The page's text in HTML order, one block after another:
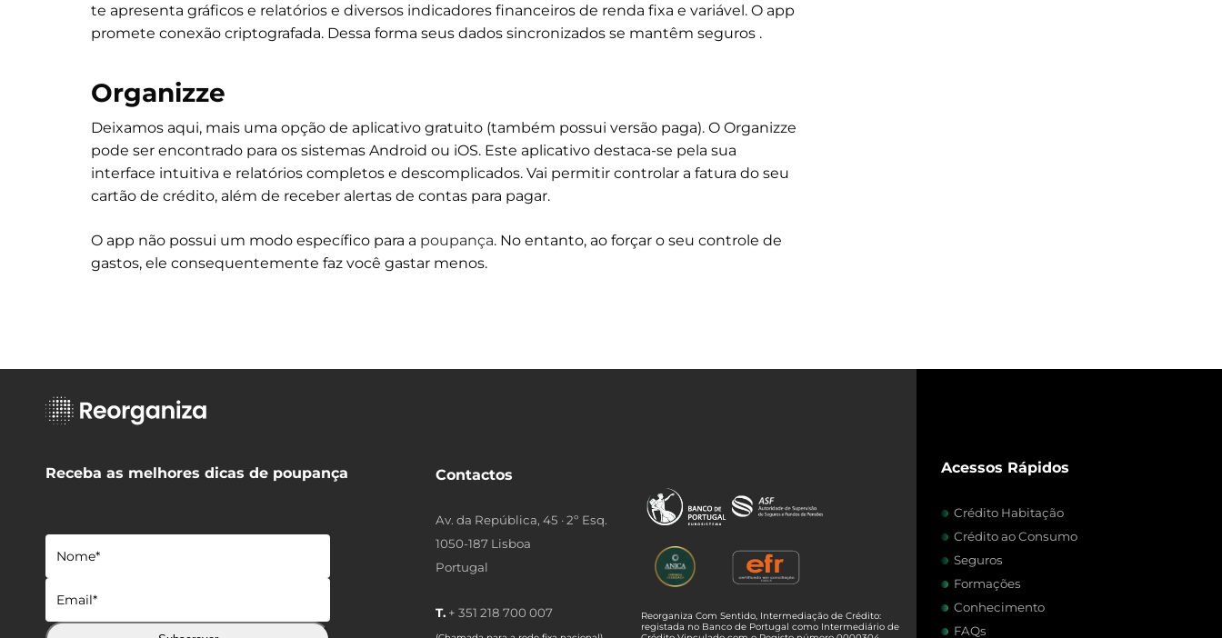
te apresenta gráficos e relatórios e diversos indicadores financeiros de renda fixa e variável. O app
promete conexão criptografada. Dessa forma seus dados sincronizados se mantêm seguros .
Organizze
Deixamos aqui, mais uma opção de aplicativo gratuito (também possui versão paga). O Organizze
pode ser encontrado para os sistemas Android ou iOS. Este aplicativo destaca-se pela sua
interface intuitiva e relatórios completos e descomplicados. Vai permitir controlar a fatura do seu
cartão de crédito, além de receber alertas de contas para pagar.
O app não possui um modo específico para a poupança. No entanto, ao forçar o seu controle de
gastos, ele consequentemente faz você gastar menos.
Receba as melhores dicas de poupança Contactos
Av. da República, 45 · 2º Esq.
1050-187 Lisboa
Portugal
T. + 351 218 700 007
Reorganiza Com Sentido, Intermediação de Crédito:
registada no Banco de Portugal como Intermediário de
Acessos Rápidos
Crédito Habitação
Crédito ao Consumo
Seguros
Formações
Conhecimento
FAQs